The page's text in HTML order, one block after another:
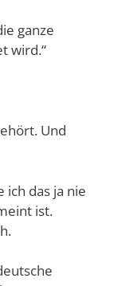
ganze
wird.“
Und
ich das ja nie
ist.